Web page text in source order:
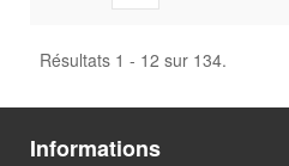
Résultats 1 - 12 sur 134.
Informations